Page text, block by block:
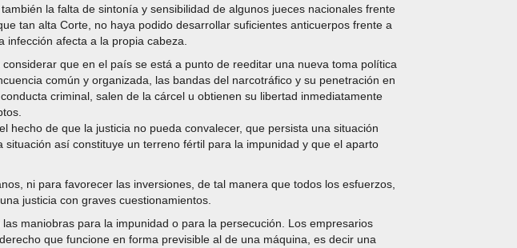
la falta de sintonía y sensibilidad de algunos jueces nacionales frente
tan alta Corte, no haya podido desarrollar suficientes anticuerpos frente a
afecta a la propia cabeza.
que en el país se está a punto de reeditar una nueva toma política
común y organizada, las bandas del narcotráfico y su penetración en
criminal, salen de la cárcel u obtienen su libertad inmediatamente
de que la justicia no pueda convalecer, que persista una situación
así constituye un terreno fértil para la impunidad y que el aparto
ni para favorecer las inversiones, de tal manera que todos los esfuerzos,
justicia con graves cuestionamientos.
maniobras para la impunidad o para la persecución. Los empresarios
que funcione en forma previsible al de una máquina, es decir una